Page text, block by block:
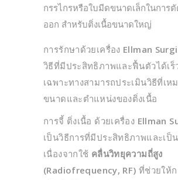
กรรไกรหรือใบมีดขนาดเล็กในการตั
ออก สำหรับติ่งเนื้อขนาดใหญ่
การรักษาด้วยเครื่อง Ellman
วิธีที่มีประสิทธิภาพและฟื้นตัวได้เร็
เฉพาะทางสามารถประเมินวิธีที่เห
ขนาดและตำแหน่งของติ่งเนื้อ
การจี้ ติ่งเนื้อ ด้วยเครื่อง Ellman
เป็นวิธีการที่มีประสิทธิภาพและเป็
เนื่องจากใช้ คลื่นวิทยุความถี่สูง
(Radiofrequency, RF) ที่ช่วยให้